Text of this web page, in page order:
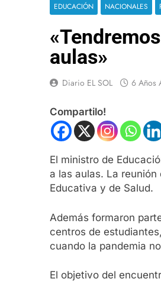
EDUCACIÓN NACIONALES
aulas»
Diario EL SOL 6 Años
Compartilo!
El ministro de
a las aulas. La
Educativa y de Salud.
Además formaron
centros de
cuando la pandemia
El objetivo del